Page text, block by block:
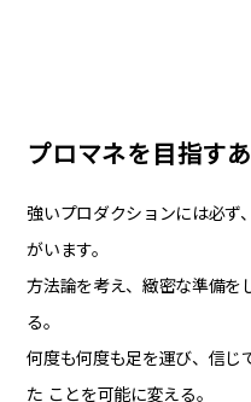
プロマネを目指す
強いプロダクションには必ず、
がいます。
方法論を考え、緻密な準備を
る。
何度も何度も足を運び、信じ
た ことを可能に変える。